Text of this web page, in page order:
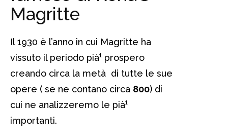
Magritte
Il 1930 è l’anno in cui Magritte ha
vissuto il periodo pià¹ prospero
creando circa la metà di tutte le sue
opere ( se ne contano circa 800) di
cui ne analizzeremo le pià¹
importanti.